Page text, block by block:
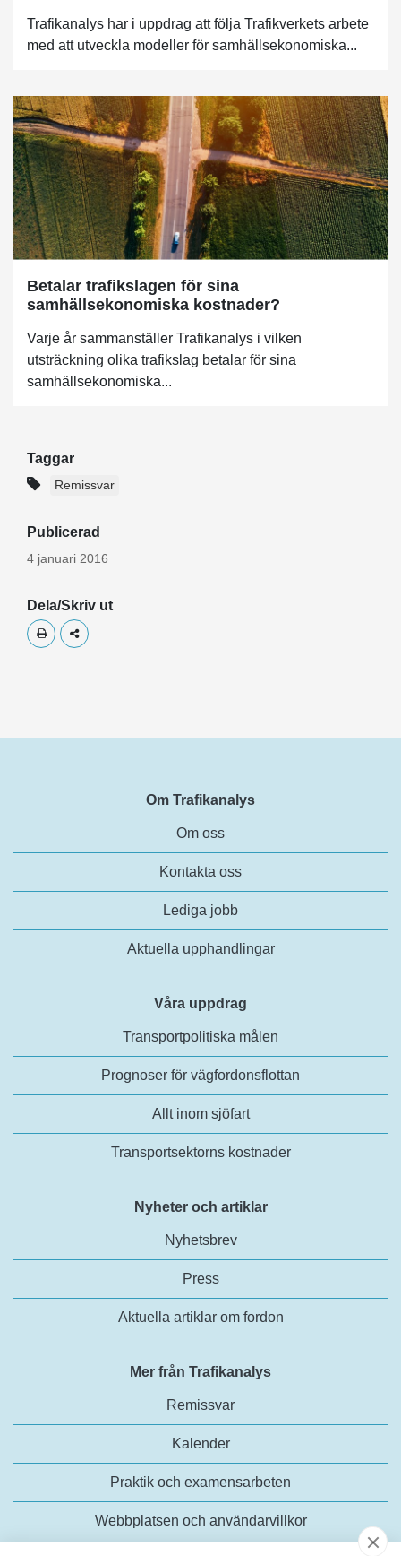
Trafikanalys har i uppdrag att följa Trafikverkets arbete
med att utveckla modeller för samhällsekonomiska...
Betalar trafikslagen för sina
samhällsekonomiska kostnader?
Varje år sammanställer Trafikanalys i vilken
utsträckning olika trafikslag betalar för sina
samhällsekonomiska...
Taggar
Remissvar
Publicerad
4 januari 2016
Dela/Skriv ut
Skriv utDela
Om Trafikanalys
Om oss
Kontakta oss
Lediga jobb
Aktuella upphandlingar
Våra uppdrag
Transportpolitiska målen
Prognoser för vägfordonsflottan
Allt inom sjöfart
Transportsektorns kostnader
Nyheter och artiklar
Nyhetsbrev
Press
Aktuella artiklar om fordon
Mer från Trafikanalys
Remissvar
Kalender
Praktik och examensarbeten
Webbplatsen och användarvillkor